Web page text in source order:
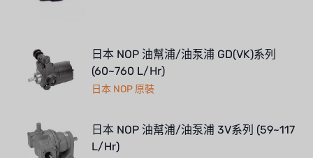
日本 NOP 油幫浦/油泵浦 GD(VK)系列
(60~760 L/Hr)
日本 NOP 原裝
日本 NOP 油幫浦/油泵浦 3V系列 (59~117
L/Hr)